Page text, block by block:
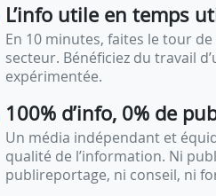
L’info utile en temps
En 10 minutes, faites le tour de
secteur. Bénéficiez du travail
expérimentée.
100% d’info, 0% de
Un média indépendant et
qualité de l’information. Ni
publireportage, ni conseil, ni